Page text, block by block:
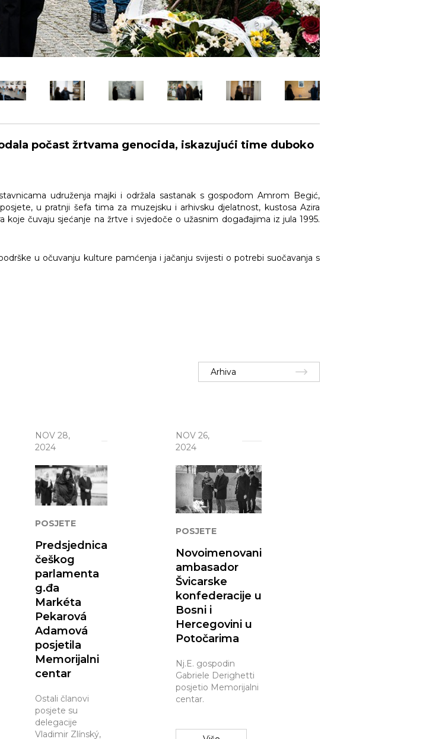
počast žrtvama genocida, iskazujući time duboko
udruženja majki i održala sastanak s gospođom Amrom Begić,
u pratnji šefa tima za muzejsku i arhivsku djelatnost, kustosa Azira
čuvaju sjećanje na žrtve i svjedoče o užasnim događajima iz jula 1995.
u očuvanju kulture pamćenja i jačanju svijesti o potrebi suočavanja s
Arhiva
NOV 28,
2024
POSJETE
Predsjednica
češkog
parlamenta
g.đa
Markéta
Pekarová
Adamová
posjetila
Memorijalni
centar
Ostali članovi
posjete su
delegacije
Vladimir Zlínský,
NOV 26,
2024
POSJETE
Novoimenovani
ambasador
Švicarske
konfederacije u
Bosni i
Hercegovini u
Potočarima
Nj.E. gospodin
Gabriele Derighetti
posjetio Memorijalni
centar.